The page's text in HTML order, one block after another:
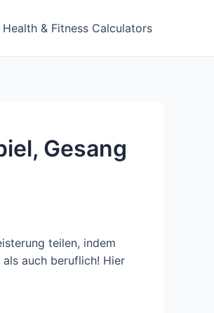
Health & Fitness Calculators
Gesang
teilen, indem
auch beruflich! Hier